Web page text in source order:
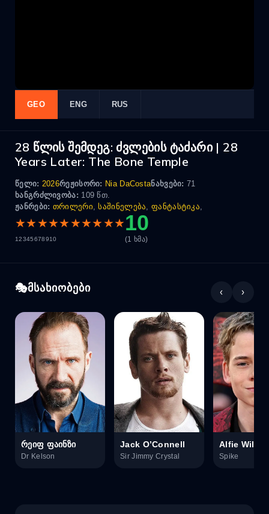
GEO ENG RUS
28 წლის შემდეგ: ძვლების ტაძარი | 28
Years Later: The Bone Temple
წელი: 2026რეჟისორი: Nia DaCostaნახვები: 71
ხანგრძლივობა: 109 წთ.
ჟანრები: თრილერი,საშინელება,ფანტასტიკა,
★★★★★★★★★★
12345678910
10
(1 ხმა)
მსახიობები ‹ ›
რეიფ ფაინზი
Dr Kelson
Jack O’Connell
Sir Jimmy Crystal
Alfie
Spike